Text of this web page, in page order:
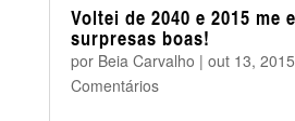
Voltei de 2040 e 2015 me
surpresas boas!
por Beia Carvalho | out 13, 2015
Comentários